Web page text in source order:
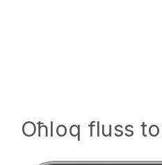
Oħloq fluss